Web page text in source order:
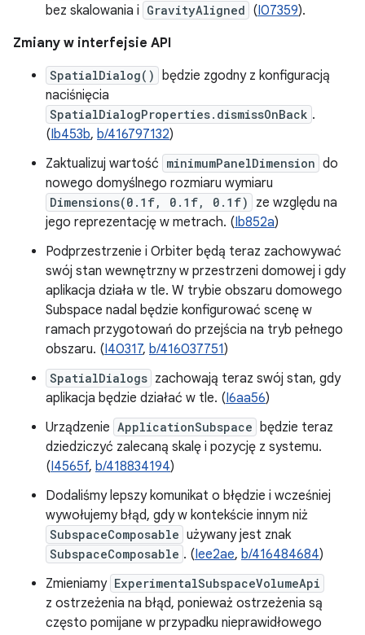
bez skalowania i GravityAligned (I07359).
Zmiany w interfejsie API
SpatialDialog() będzie zgodny z konfiguracją
naciśnięcia
SpatialDialogProperties.dismissOnBack .
(Ib453b, b/416797132)
Zaktualizuj wartość minimumPanelDimension do
nowego domyślnego rozmiaru wymiaru
Dimensions(0.1f, 0.1f, 0.1f)
ze względu na
jego reprezentację w metrach. (Ib852a)
Podprzestrzenie i Orbiter będą teraz zachowywać
swój stan wewnętrzny w przestrzeni domowej i gdy
aplikacja działa w tle. W trybie obszaru domowego
Subspace nadal będzie konfigurować scenę w
ramach przygotowań do przejścia na tryb pełnego
obszaru. (I40317, b/416037751)
SpatialDialogs zachowają teraz swój stan, gdy
aplikacja będzie działać w tle. (I6aa56)
Urządzenie ApplicationSubspace będzie teraz
dziedziczyć zalecaną skalę i pozycję z systemu.
(I4565f, b/418834194)
Dodaliśmy lepszy komunikat o błędzie i wcześniej
wywołujemy błąd, gdy w kontekście innym niż
SubspaceComposable używany jest znak
SubspaceComposable . (Iee2ae, b/416484684)
Zmieniamy ExperimentalSubspaceVolumeApi
z ostrzeżenia na błąd, ponieważ ostrzeżenia są
często pomijane w przypadku nieprawidłowego